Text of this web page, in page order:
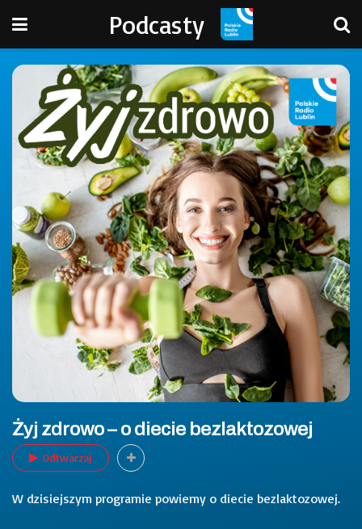
Podcasty
Żyj zdrowo – o diecie bezlaktozowej
Odtwarzaj
W dzisiejszym programie powiemy o diecie bezlaktozowej.